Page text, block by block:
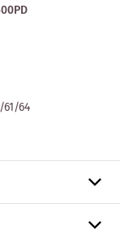
64